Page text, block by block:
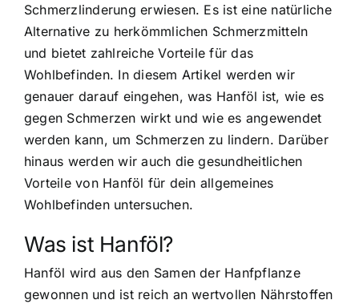
Schmerzlinderung erwiesen. Es ist eine natürliche
Alternative zu herkömmlichen Schmerzmitteln
und bietet zahlreiche Vorteile für das
Wohlbefinden. In diesem Artikel werden wir
genauer darauf eingehen, was Hanföl ist, wie es
gegen Schmerzen wirkt und wie es angewendet
werden kann, um Schmerzen zu lindern. Darüber
hinaus werden wir auch die gesundheitlichen
Vorteile von Hanföl für dein allgemeines
Wohlbefinden untersuchen.
Was ist Hanföl?
Hanföl wird aus den Samen der Hanfpflanze
gewonnen und ist reich an wertvollen Nährstoffen